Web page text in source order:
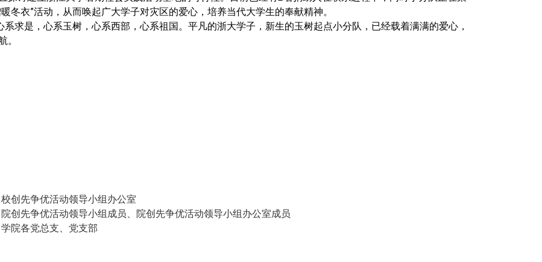
暖冬衣”活动，从而唤起广大学子对灾区的爱心，培养当代大学生的奉献精神。
系求是，心系玉树，心系西部，心系祖国。平凡的浙大学子，新生的玉树起点小分队，已经载着满满的爱心，
。
创先争优活动领导小组办公室
创先争优活动领导小组成员、院创先争优活动领导小组办公室成员
院各党总支、党支部